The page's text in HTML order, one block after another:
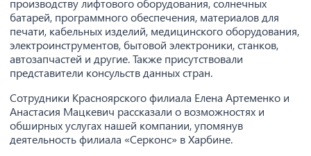
производству лифтового оборудования, солнечных
батарей, программного обеспечения, материалов для
печати, кабельных изделий, медицинского оборудования,
электроинструментов, бытовой электроники, станков,
автозапчастей и другие. Также присутствовали
представители консульств данных стран.
Сотрудники Красноярского филиала Елена Артеменко и
Анастасия Мацкевич рассказали о возможностях и
обширных услугах нашей компании, упомянув
деятельность филиала «Серконс» в Харбине.